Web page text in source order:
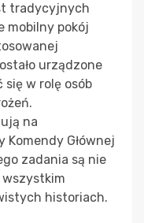
tradycyjnych
mobilny pokój
urządzone
w rolę osób
na
Głównej
zadania są nie
historiach.